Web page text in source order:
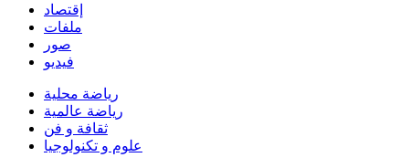
إقتصاد
ملفات
صور
فيديو
رياضة محلية
رياضة عالمية
ثقافة و فن
علوم و تكنولوجيا